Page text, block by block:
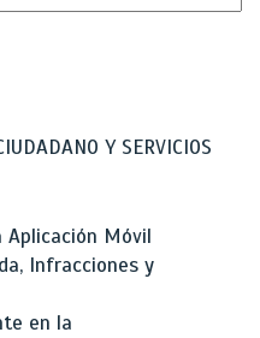
Y SERVICIOS
Aplicación Móvil
Infracciones y
en la